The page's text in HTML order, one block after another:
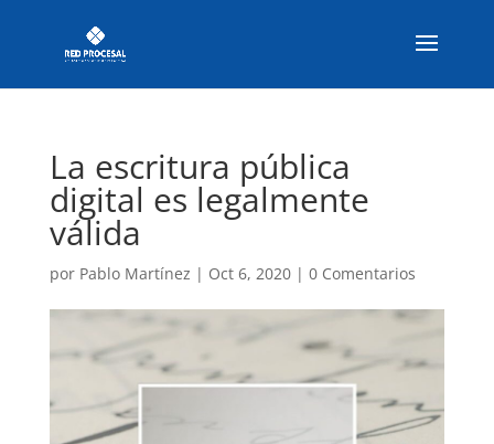
La escritura pública
digital es legalmente
válida
por Pablo Martínez | Oct 6, 2020| 0 Comentarios